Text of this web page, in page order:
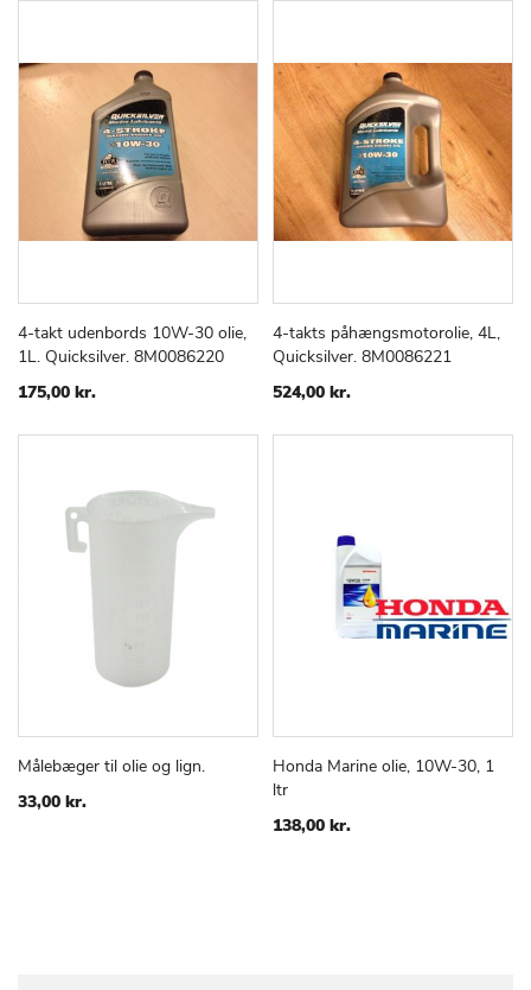
Læg i kurv
TILFØJ
TIL
SAMMENLIGN
4-takt udenbords 10W-30 olie,
1L. Quicksilver. 8M0086220
175,00 kr.
Læg i kurv
TILFØJ
TIL
4-takts påhængsmotorolie, 4L,
Quicksilver. 8M0086221
524,00 kr.
Læg i kurv
TILFØJSAMMENLIGN
Målebæger til olie og lign.
33,00 kr.
Læg i kurv
TILFØJ
Honda Marine olie, 10W-30, 1
ltr
138,00 kr.